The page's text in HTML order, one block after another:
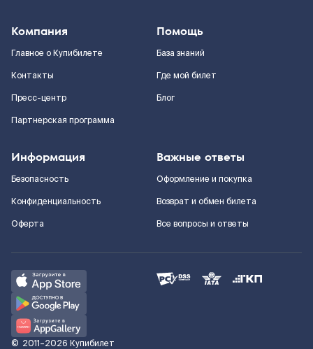
Компания
Главное о Купибилете
Контакты
Пресс-центр
Партнерская программа
Помощь
База знаний
Где мой билет
Блог
Информация
Безопасность
Конфиденциальность
Оферта
Важные ответы
Оформление и покупка
Возврат и обмен билета
Все вопросы и ответы
© 2011–2026 Купибилет